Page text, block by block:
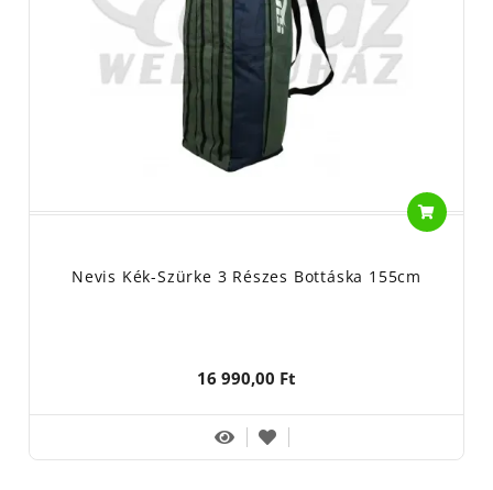
Nevis Kék-Szürke 3 Részes Bottáska 155cm
16 990,00 Ft